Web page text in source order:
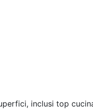
inclusi top